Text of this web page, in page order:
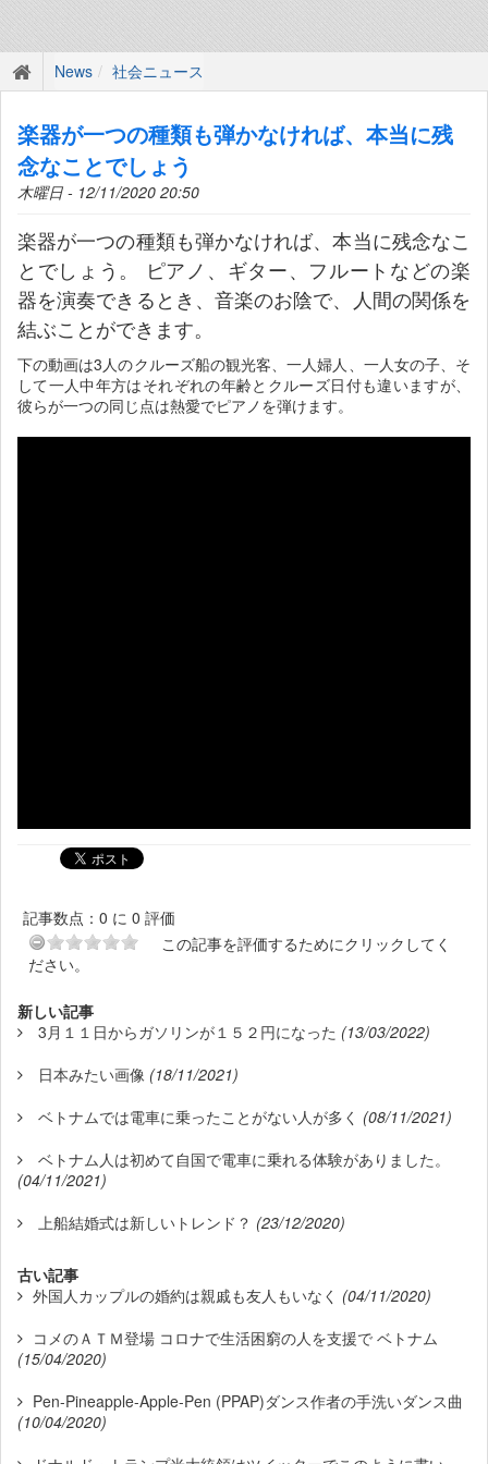
News 社会ニュース
楽器が一つの種類も弾かなければ、本当に残
念なことでしょう
木曜日 - 12/11/2020 20:50
楽器が一つの種類も弾かなければ、本当に残念なこ
とでしょう。 ピアノ、ギター、フルートなどの楽
器を演奏できるとき、音楽のお陰で、人間の関係を
結ぶことができます。
下の動画は3人のクルーズ船の観光客、一人婦人、一人女の子、そ
して一人中年方はそれぞれの年齢とクルーズ日付も違いますが、
彼らが一つの同じ点は熱愛でピアノを弾けます。
記事数点：0 に 0 評価
この記事を評価するためにクリックしてく
ださい。
新しい記事
3月１１日からガソリンが１５２円になった (13/03/2022)
日本みたい画像 (18/11/2021)
ベトナムでは電車に乗ったことがない人が多く (08/11/2021)
ベトナム人は初めて自国で電車に乗れる体験がありました。
(04/11/2021)
上船結婚式は新しいトレンド？ (23/12/2020)
古い記事
外国人カップルの婚約は親戚も友人もいなく (04/11/2020)
コメのＡＴＭ登場 コロナで生活困窮の人を支援で ベトナム
(15/04/2020)
Pen-Pineapple-Apple-Pen (PPAP)ダンス作者の手洗いダンス曲
(10/04/2020)